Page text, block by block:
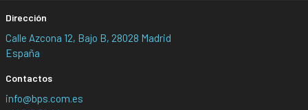
Dirección
Calle Azcona 12, Bajo B, 28028 Madrid
España
Contactos
info@bps.com.es